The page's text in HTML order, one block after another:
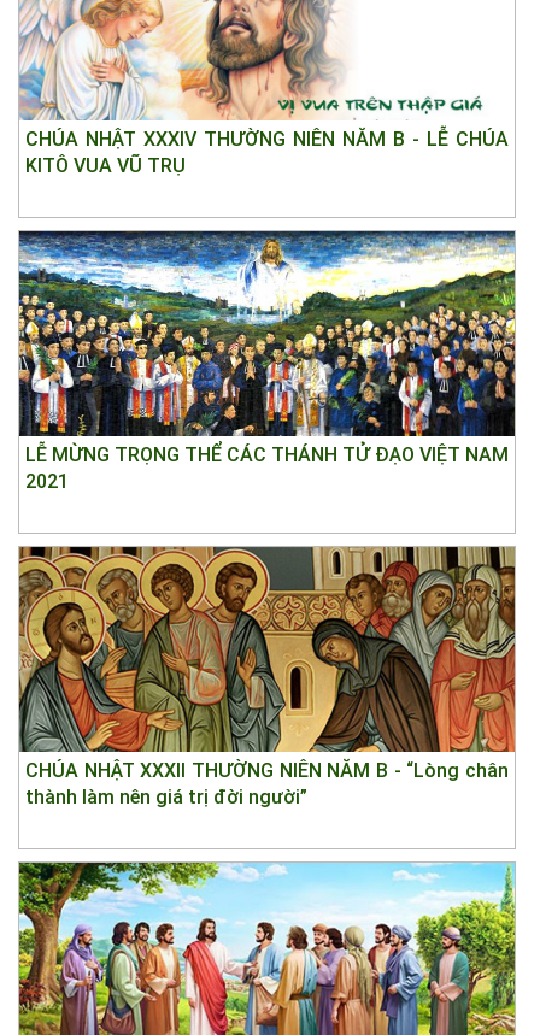
CHÚA NHẬT XXXIV THƯỜNG NIÊN NĂM B - LỄ CHÚA
KITÔ VUA VŨ TRỤ
LỄ MỪNG TRỌNG THỂ CÁC THÁNH TỬ ĐẠO VIỆT NAM
2021
CHÚA NHẬT XXXII THƯỜNG NIÊN NĂM B - “Lòng chân
thành làm nên giá trị đời người”